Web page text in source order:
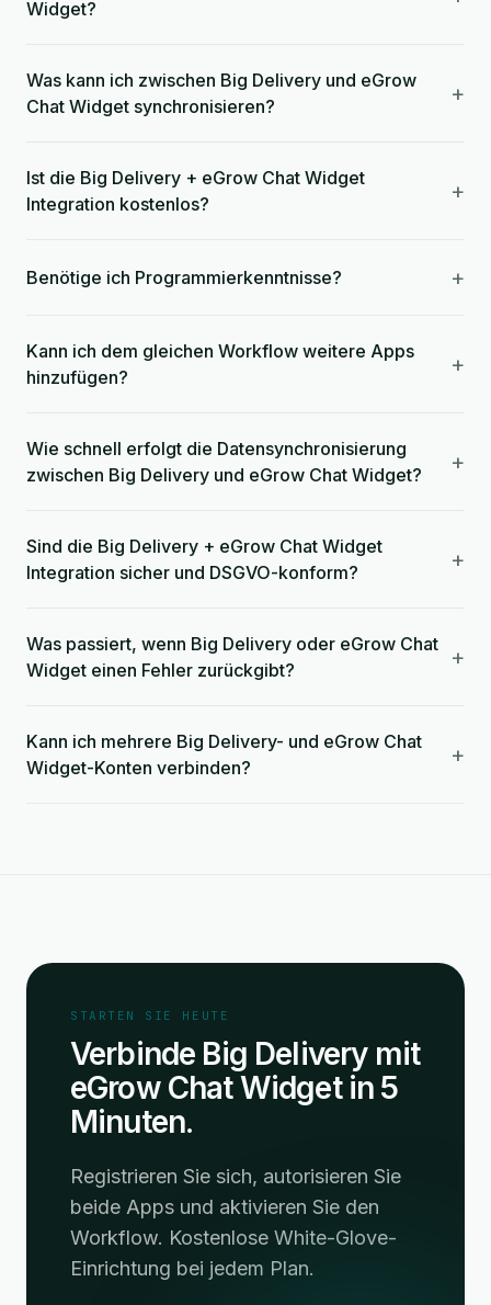
Widget?
Was kann ich zwischen Big Delivery und eGrow
Chat Widget synchronisieren?
+
Ist die Big Delivery + eGrow Chat Widget
Integration kostenlos?
+
Benötige ich Programmierkenntnisse? +
Kann ich dem gleichen Workflow weitere Apps
hinzufügen?
+
Wie schnell erfolgt die Datensynchronisierung
zwischen Big Delivery und eGrow Chat Widget?
+
Sind die Big Delivery + eGrow Chat Widget
Integration sicher und DSGVO-konform?
+
Was passiert, wenn Big Delivery oder eGrow Chat
Widget einen Fehler zurückgibt?
+
Kann ich mehrere Big Delivery- und eGrow Chat
Widget-Konten verbinden?
+
STARTEN SIE HEUTE
Verbinde Big Delivery mit
eGrow Chat Widget in 5
Minuten.
Registrieren Sie sich, autorisieren Sie
beide Apps und aktivieren Sie den
Workflow. Kostenlose White-Glove-
Einrichtung bei jedem Plan.